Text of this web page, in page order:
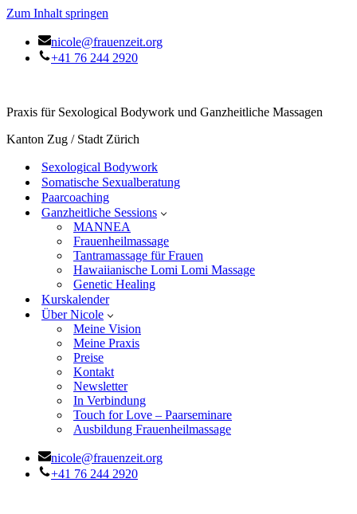
Zum Inhalt springen
nicole@frauenzeit.org
+41 76 244 2920
Praxis für Sexological Bodywork und Ganzheitliche Massagen
Kanton Zug / Stadt Zürich
Sexological Bodywork
Somatische Sexualberatung
Paarcoaching
Ganzheitliche Sessions
MANNEA
Frauenheilmassage
Tantramassage für Frauen
Hawaiianische Lomi Lomi Massage
Genetic Healing
Kurskalender
Über Nicole
Meine Vision
Meine Praxis
Preise
Kontakt
Newsletter
In Verbindung
Touch for Love – Paarseminare
Ausbildung Frauenheilmassage
nicole@frauenzeit.org
+41 76 244 2920